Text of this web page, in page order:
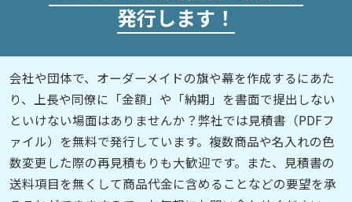
発行します！
会社や団体で、オーダーメイドの旗や幕を作成するにあた
り、上長や同僚に「金額」や「納期」を書面で提出しない
といけない場面はありませんか？弊社では見積書（PDFフ
ァイル）を無料で発行しています。複数商品や名入れの色
数変更した際の再見積もりも大歓迎です。また、見積書の
送料項目を無くして商品代金に含めることなどの要望を承